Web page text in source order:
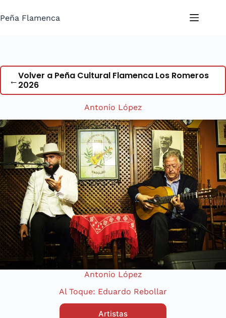
al
Peña Flamenca
←Volver a Peña Cultural Flamenca Los Romeros
2026
Antonio López
Antonio López
Al Toque: Eduardo Rebollar
Artistas